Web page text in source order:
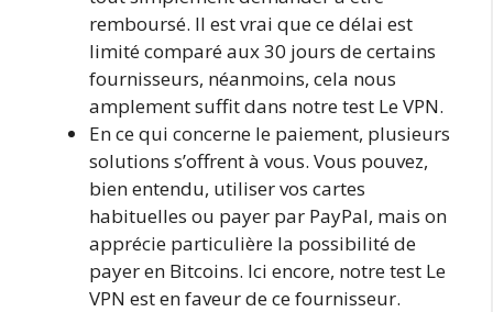
remboursé. Il est vrai que ce délai est
limité comparé aux 30 jours de certains
fournisseurs, néanmoins, cela nous
amplement suffit dans notre test Le VPN.
En ce qui concerne le paiement, plusieurs
solutions s’offrent à vous. Vous pouvez,
bien entendu, utiliser vos cartes
habituelles ou payer par PayPal, mais on
apprécie particulière la possibilité de
payer en Bitcoins. Ici encore, notre test Le
VPN est en faveur de ce fournisseur.